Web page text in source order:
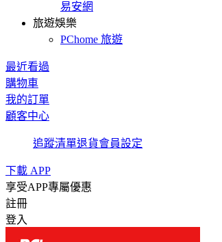
易安網
旅遊娛樂
PChome 旅遊
最近看過
購物車
我的訂單
顧客中心
追蹤清單退貨會員設定
下載 APP
享受APP專屬優惠
註冊
登入